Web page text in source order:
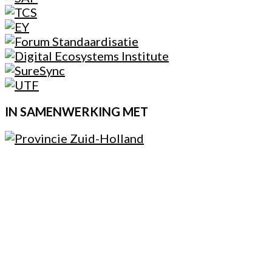
IN SAMENWERKING MET